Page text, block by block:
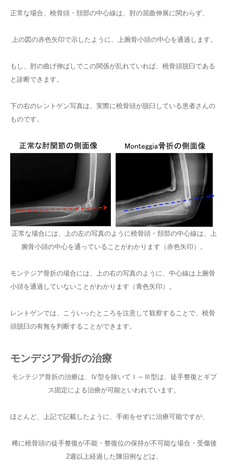
正常な場合、橈骨頭・頚部の中心線は、肘の屈曲伸展に関わらず、
上の図の赤色矢印で示したように、上腕骨小頭の中心を通過します。
もし、肘の曲げ伸ばしでこの関係が乱れていれば、橈骨頭脱臼である
と診断できます。
下の右のレントゲン写真は、実際に橈骨頭が脱臼している患者さんの
ものです。
正常な場合には、上の左の写真のように橈骨頭・頚部の中心線は、上
腕骨小頭の中心を通っていることがわかります（赤色矢印）。
モンテジア骨折の場合には、上の右の写真のように、中心線は上腕骨
小頭を通過していないことがわかります（青色矢印）。
レントゲンでは、こういったところを注意して観察することで、橈骨
頭脱臼の有無を判断することができます。
モンデジア骨折の治療
モンテジア骨折の治療は、Ⅳ型を除いてⅠ～Ⅲ型は、徒手整復とギプ
ス固定による治療が可能といわれています。
ほとんど、上記で記載したように、手術をせずに治療可能ですが、
稀に橈骨頭の徒手整復が不能・整復位の保持が不可能な場合・受傷後
2週以上経過した陳旧例などは、